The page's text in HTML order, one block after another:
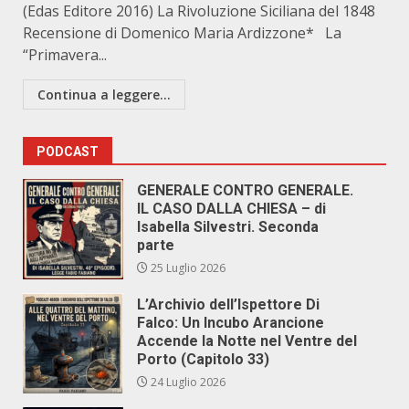
(Edas Editore 2016) La Rivoluzione Siciliana del 1848
Recensione di Domenico Maria Ardizzone* La
“Primavera...
Continua a leggere...
PODCAST
GENERALE CONTRO GENERALE.
IL CASO DALLA CHIESA – di
Isabella Silvestri. Seconda
parte
25 Luglio 2026
L’Archivio dell’Ispettore Di
Falco: Un Incubo Arancione
Accende la Notte nel Ventre del
Porto (Capitolo 33)
24 Luglio 2026